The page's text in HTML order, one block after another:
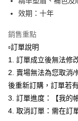
全盈+PAY
AFTEE先享後付
相關說明
AFTEE先享後付是「在
便利好安心！
１．簡單：不需註冊會
２．便利：只要手機號
３．安心：先確認商品
ATM付款
運送方式
全家取貨付款
每筆NT$80，滿
效期：十年
銷售重點
▫️訂單說明
1. 訂單成立後無法修
2. 賣場無法為您取消/
後重新訂購，訂單若
3. 訂單進度：【我的
4. 取消訂單：需在訂